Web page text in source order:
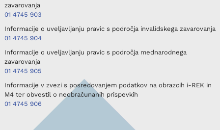
zavarovanja
01 4745 903
Informacije o uveljavljanju pravic s področja invalidskega zavarovanja
01 4745 904
Informacije o uveljavljanju pravic s področja mednarodnega
zavarovanja
01 4745 905
Informacije v zvezi s posredovanjem podatkov na obrazcih i-REK in
M4 ter obvestil o neobračunanih prispevkih
01 4745 906